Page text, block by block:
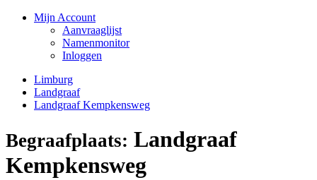
Mijn Account
Aanvraaglijst
Namenmonitor
Inloggen
Limburg
Landgraaf
Landgraaf Kempkensweg
Begraafplaats: Landgraaf
Kempkensweg